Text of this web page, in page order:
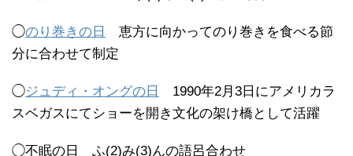
◯のり巻きの日
恵方に向かってのり巻きを食べる節
分に合わせて制定
◯ジュディ・オングの日
1990年2月3日にアメリカラ
スベガスにてショーを開き文化の架け橋として活躍
◯不眠の日 ふ(2)み(3)んの語呂合わせ